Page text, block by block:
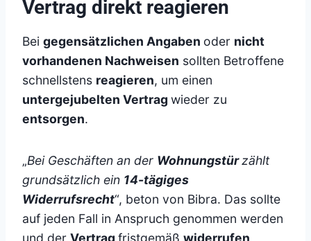
Vertrag direkt reagieren
Bei gegensätzlichen Angaben oder nicht
vorhandenen Nachweisen sollten Betroffene
schnellstens reagieren, um einen
untergejubelten Vertrag wieder zu
entsorgen.
„Bei Geschäften an der Wohnungstürzählt
grundsätzlich ein 14-tägiges
Widerrufsrecht“, beton von Bibra. Das sollte
auf jeden Fall in Anspruch genommen werden
und der Vertrag fristgemäß widerrufen